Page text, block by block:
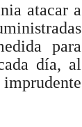
atacar a
para
día, al